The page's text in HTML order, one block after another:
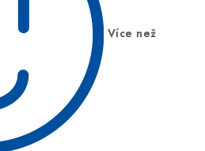
Více než